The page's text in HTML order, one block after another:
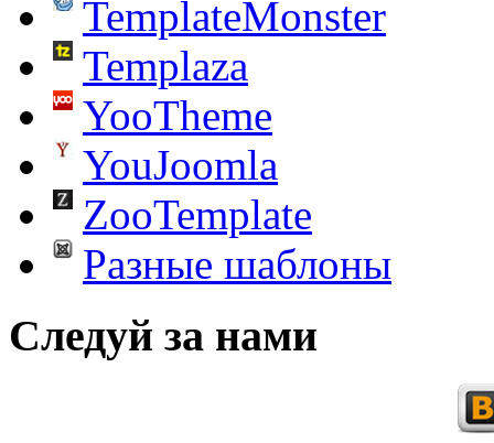
TemplateMonster
Templaza
YooTheme
YouJoomla
ZooTemplate
Разные шаблоны
Следуй за нами